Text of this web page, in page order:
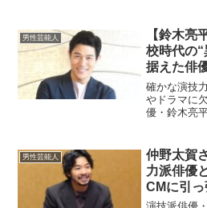
いて注目さ
弟」という
男性芸能人
【鈴木亮
校時代の
据えた俳
信念のス
確かな演技
やドラマに
優・鈴木亮
柄の幅広さ
ます。そん
男性芸能人
仲野太賀
力派俳優
CMに引
と年収の